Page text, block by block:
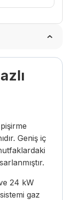
Geniş iç
ve 24 kW
gaz